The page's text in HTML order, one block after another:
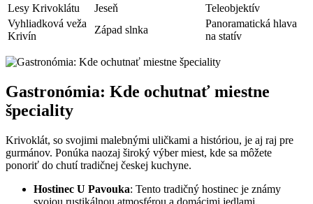
Lesy Krivoklátu
Jeseň
Teleobjektív
Vyhliadková veža
Krivín
Západ slnka
Panoramatická hlava
na statív
Gastronómia: Kde ochutnať miestne
špeciality
Krivoklát, so svojimi malebnými uličkami a históriou, je aj raj pre
gurmánov. Ponúka naozaj široký výber miest, kde sa môžete
ponoriť do chutí tradičnej českej kuchyne.
Hostinec U Pavouka: Tento tradičný hostinec je známy
svojou rustikálnou atmosférou a domácimi jedlami.